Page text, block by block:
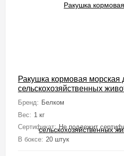
Ракушка кормовая морская
сельскохозяйственных
Бренд: Белком
Вес: 1 кг
Сертификат: Не подлежит
В боксе: 20 штук